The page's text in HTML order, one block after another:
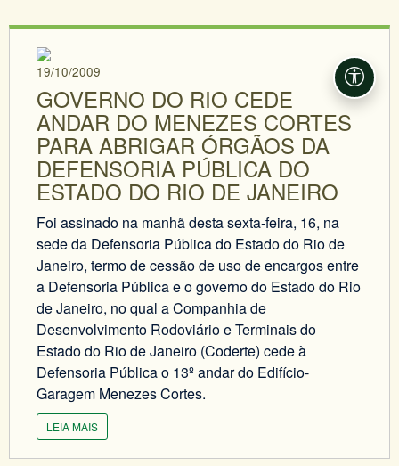
19/10/2009
GOVERNO DO RIO CEDE
ANDAR DO MENEZES CORTES
PARA ABRIGAR ÓRGÃOS DA
DEFENSORIA PÚBLICA DO
ESTADO DO RIO DE JANEIRO
Foi assinado na manhã desta sexta-feira, 16, na
sede da Defensoria Pública do Estado do Rio de
Janeiro, termo de cessão de uso de encargos entre
a Defensoria Pública e o governo do Estado do Rio
de Janeiro, no qual a Companhia de
Desenvolvimento Rodoviário e Terminais do
Estado do Rio de Janeiro (Coderte) cede à
Defensoria Pública o 13º andar do Edifício-
Garagem Menezes Cortes.
LEIA MAIS